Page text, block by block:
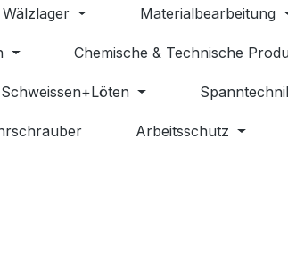
Wälzlager Materialbearbeitung
Chemische & Technische
Schweissen+Löten
Arbeitsschutz